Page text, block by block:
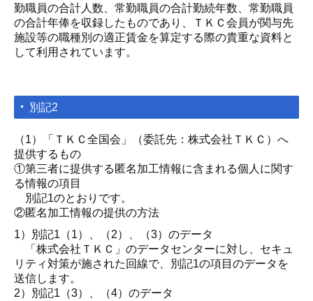
勤職員の合計人数、常勤職員の合計勤続年数、常勤職員
の合計年俸を収録したものであり、ＴＫＣ会員が関与先
施設等の職種別の適正賃金を算定する際の貴重な資料と
して利用されています。
別記2
（1）「ＴＫＣ全国会」（委託先：株式会社ＴＫＣ）へ
提供するもの
①第三者に提供する匿名加工情報に含まれる個人に関す
る情報の項目
別記1のとおりです。
②匿名加工情報の提供の方法
1）別記1（1）、（2）、（3）のデータ
「株式会社ＴＫＣ」のデータセンターに対し、セキュ
リティ対策が施された回線で、別記1の項目のデータを
送信します。
2）別記1（3）、（4）のデータ